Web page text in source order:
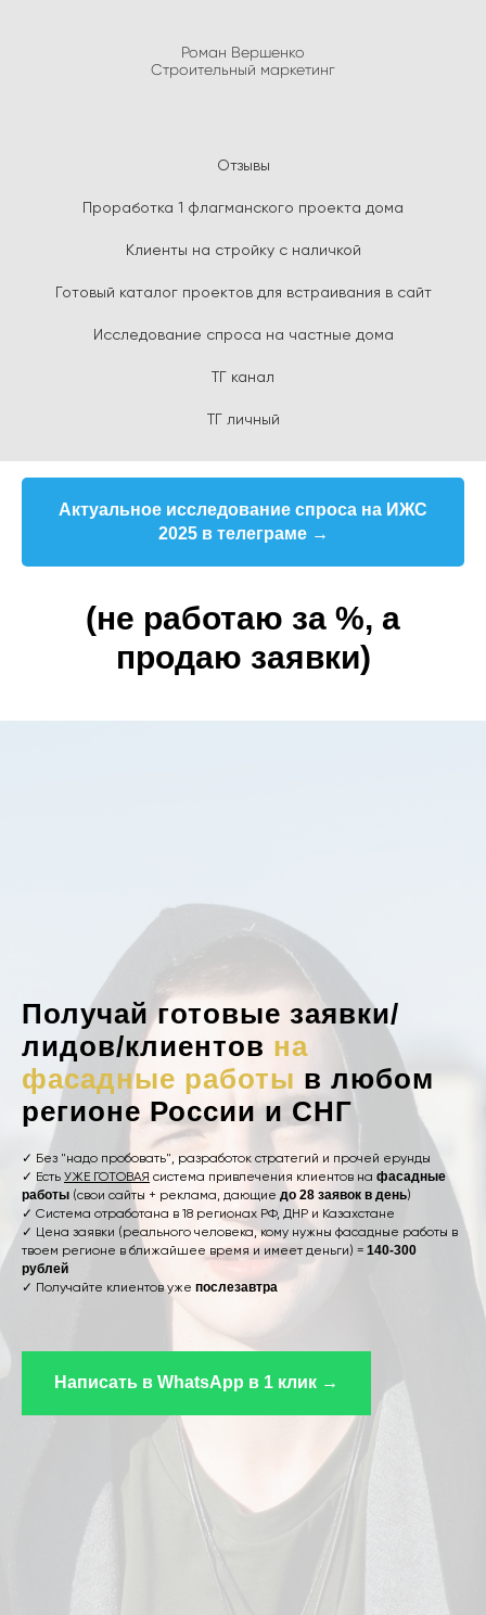
Роман Вершенко
Строительный маркетинг
Отзывы
Проработка 1 флагманского проекта дома
Клиенты на стройку с наличкой
Готовый каталог проектов для встраивания в сайт
Исследование спроса на частные дома
ТГ канал
ТГ личный
Актуальное исследование спроса на ИЖС
2025 в телеграме →
(не работаю за %, а
продаю заявки)
Получай готовые заявки/
лидов/клиентов на
фасадные работы в любом
регионе России и СНГ
✓ Без "надо пробовать", разработок стратегий и прочей ерунды
✓ Есть УЖЕ ГОТОВАЯ система привлечения клиентов на фасадные
работы (свои сайты + реклама, дающие до 28 заявок в день)
✓ Система отработана в 18 регионах РФ, ДНР и Казахстане
✓ Цена заявки (реального человека, кому нужны фасадные работы в
твоем регионе в ближайшее время и имеет деньги) = 140-300
рублей
✓ Получайте клиентов уже послезавтра
Написать в WhatsApp в 1 клик →